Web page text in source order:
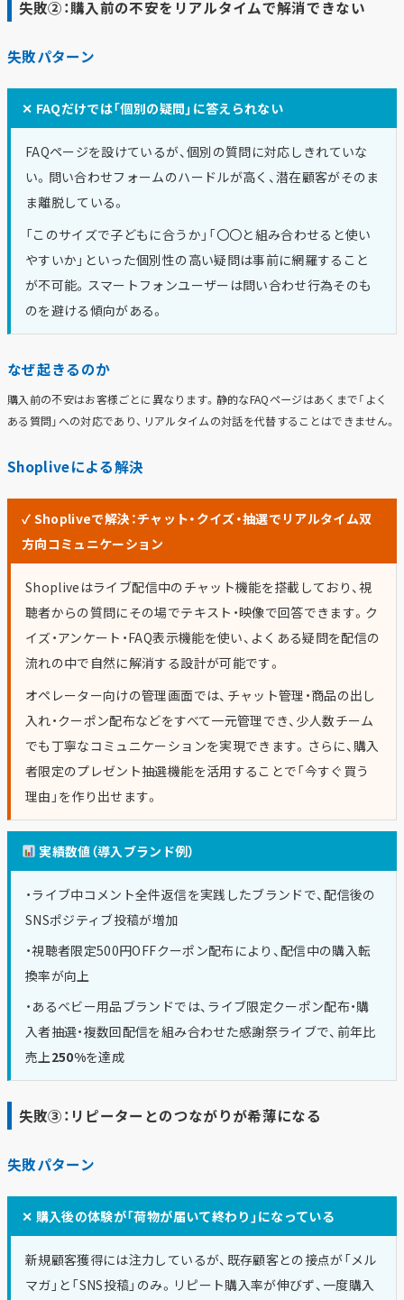
失敗②：購入前の不安をリアルタイムで解消できない
失敗パターン
✕ FAQだけでは「個別の疑問」に答えられない
FAQページを設けているが、個別の質問に対応しきれていな
い。問い合わせフォームのハードルが高く、潜在顧客がそのま
ま離脱している。
「このサイズで子どもに合うか」「〇〇と組み合わせると使い
やすいか」といった個別性の高い疑問は事前に網羅すること
が不可能。スマートフォンユーザーは問い合わせ行為そのも
のを避ける傾向がある。
なぜ起きるのか
購入前の不安はお客様ごとに異なります。静的なFAQページはあくまで「よく
ある質問」への対応であり、リアルタイムの対話を代替することはできません。
Shopliveによる解決
✓ Shopliveで解決：チャット・クイズ・抽選でリアルタイム双
方向コミュニケーション
Shopliveはライブ配信中のチャット機能を搭載しており、視
聴者からの質問にその場でテキスト・映像で回答できます。ク
イズ・アンケート・FAQ表示機能を使い、よくある疑問を配信の
流れの中で自然に解消する設計が可能です。
オペレーター向けの管理画面では、チャット管理・商品の出し
入れ・クーポン配布などをすべて一元管理でき、少人数チーム
でも丁寧なコミュニケーションを実現できます。さらに、購入
者限定のプレゼント抽選機能を活用することで「今すぐ買う
理由」を作り出せます。
実績数値（導入ブランド例）
・ライブ中コメント全件返信を実践したブランドで、配信後の
SNSポジティブ投稿が増加
・視聴者限定500円OFFクーポン配布により、配信中の購入転
換率が向上
・あるベビー用品ブランドでは、ライブ限定クーポン配布・購
入者抽選・複数回配信を組み合わせた感謝祭ライブで、前年比
売上250%を達成
失敗③：リピーターとのつながりが希薄になる
失敗パターン
✕ 購入後の体験が「荷物が届いて終わり」になっている
新規顧客獲得には注力しているが、既存顧客との接点が「メル
マガ」と「SNS投稿」のみ。リピート購入率が伸びず、一度購入